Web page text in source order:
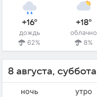
+16°
дождь
62%
+18°
облачно
8%
8 августа, суббота
ночь утро